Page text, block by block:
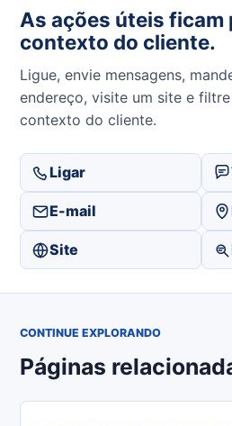
As ações úteis ficam
contexto do cliente.
Ligue, envie mensagens,
endereço, visite um site e
contexto do cliente.
Ligar
E-mail
Site
CONTINUE EXPLORANDO
Páginas